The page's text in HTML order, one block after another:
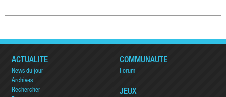
ACTUALITÉ
News du jour
Archives
Rechercher
COMMUNAUTÉ
Forum
JEUX